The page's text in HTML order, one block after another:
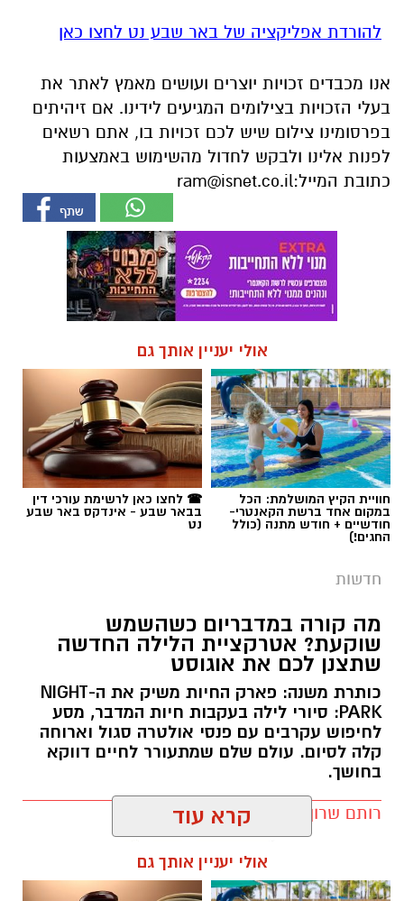
להורדת אפליקציה של באר שבע נט לחצו כאן
אנו מכבדים זכויות יוצרים ועושים מאמץ לאתר את
בעלי הזכויות בצילומים המגיעים לידינו. אם זיהיתים
בפרסומינו צילום שיש לכם זכויות בו, אתם רשאים
לפנות אלינו ולבקש לחדול מהשימוש באמצעות
כתובת המייל:ram@isnet.co.il
אולי יעניין אותך גם
חוויית הקיץ המושלמת: הכל
במקום אחד ברשת הקאנטרי-
חודשיים + חודש מתנה (כולל
החגים!)
☎ לחצו כאן לרשימת עורכי דין
בבאר שבע - אינדקס באר שבע
נט
חדשות
מה קורה במדבריום כשהשמש
שוקעת? אטרקציית הלילה החדשה
שתצנן לכם את אוגוסט
כותרת משנה: פארק החיות משיק את ה-NIGHT
PARK: סיורי לילה בעקבות חיות המדבר, מסע
לחיפוש עקרבים עם פנסי אולטרה סגול וארוחה
קלה לסיום. עולם שלם שמתעורר לחיים דווקא
בחושך.
רותם שרון / 11:30 10.08.26 קרא עוד
אולי יעניין אותך גם